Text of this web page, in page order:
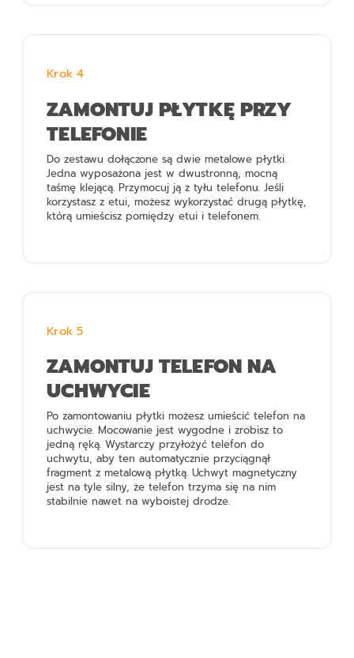
Krok 4
ZAMONTUJ PŁYTKĘ PRZY
TELEFONIE
Do zestawu dołączone są dwie metalowe płytki.
Jedna wyposażona jest w dwustronną, mocną
taśmę klejącą. Przymocuj ją z tyłu telefonu. Jeśli
korzystasz z etui, możesz wykorzystać drugą płytkę,
którą umieścisz pomiędzy etui i telefonem.
Krok 5
ZAMONTUJ TELEFON NA
UCHWYCIE
Po zamontowaniu płytki możesz umieścić telefon na
uchwycie. Mocowanie jest wygodne i zrobisz to
jedną ręką. Wystarczy przyłożyć telefon do
uchwytu, aby ten automatycznie przyciągnął
fragment z metalową płytką. Uchwyt magnetyczny
jest na tyle silny, że telefon trzyma się na nim
stabilnie nawet na wyboistej drodze.